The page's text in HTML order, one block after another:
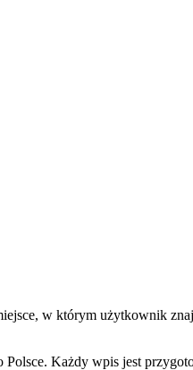
w którym użytkownik
Każdy wpis jest